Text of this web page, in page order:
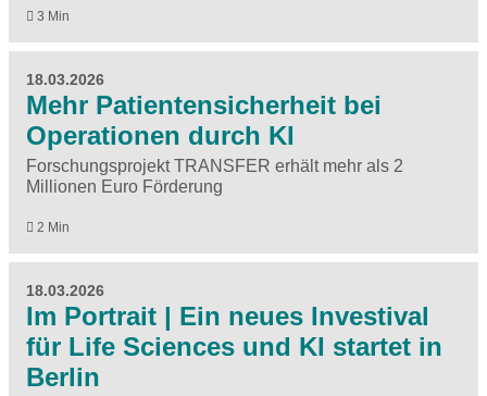
3 Min
18.03.2026
Mehr Patientensicherheit bei
Operationen durch KI
Forschungsprojekt TRANSFER erhält mehr als 2
Millionen Euro Förderung
2 Min
18.03.2026
Im Portrait | Ein neues Investival
für Life Sciences und KI startet in
Berlin